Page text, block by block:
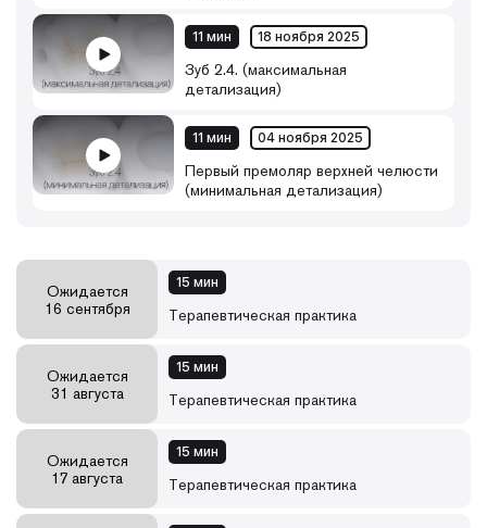
11 мин 18 ноября 2025
Зуб 2.4. (максимальная
детализация)
11 мин 04 ноября 2025
Первый премоляр верхней челюсти
(минимальная детализация)
Ожидается
16 сентября
15 мин
Терапевтическая практика
Ожидается
31 августа
15 мин
Терапевтическая практика
Ожидается
17 августа
15 мин
Терапевтическая практика